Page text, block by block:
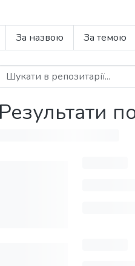
За назвою За темою
Результати